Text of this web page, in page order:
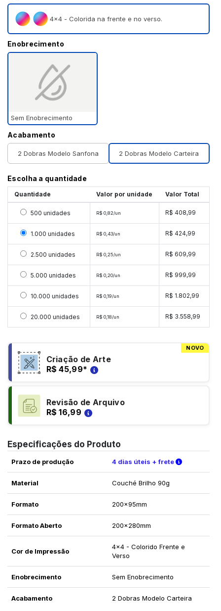
4×4 - Colorida na frente e no verso.
Enobrecimento
Sem Enobrecimento
Acabamento
2 Dobras Modelo Sanfona 2 Dobras Modelo Carteira
Escolha a quantidade
Quantidade Valor por unidade Valor Total
Selecionar 500 unidades
500 unidades R$ 0,82/un R$ 408,99
Selecionar 1000 unidades
1.000 unidades R$ 0,43/un R$ 424,99
Selecionar 2500 unidades
2.500 unidades R$ 0,25/un R$ 609,99
Selecionar 5000 unidades
5.000 unidades R$ 0,20/un R$ 999,99
Selecionar 10000 unidades
10.000 unidades R$ 0,19/un R$ 1.802,99
Selecionar 20000 unidades
20.000 unidades R$ 0,18/un R$ 3.558,99
NOVO
Criação de Arte
R$ 45,99*
Revisão de Arquivo
R$ 16,99
Especificações do Produto
Prazo de produção 4 dias úteis + frete Verifique
Material Couché Brilho 90g
Formato 200x95mm
Formato Aberto 200x280mm
Cor de Impressão
4x4 - Colorido Frente e
Verso
Enobrecimento Sem Enobrecimento
Acabamento 2 Dobras Modelo Carteira